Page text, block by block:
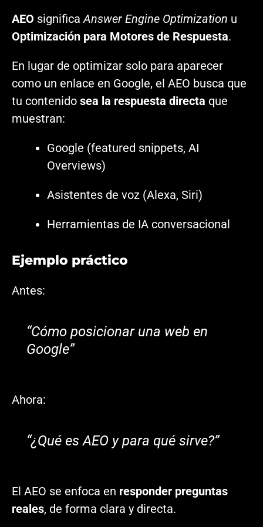
AEO significaAnswer Engine Optimization u
Optimización para Motores de Respuesta.
En lugar de optimizar solo para aparecer
como un enlace en Google, el AEO busca que
tu contenido sea la respuesta directa que
muestran:
Google (featured snippets, AI
Overviews)
Asistentes de voz (Alexa, Siri)
Herramientas de IA conversacional
Ejemplo práctico
Antes:
“Cómo posicionar una web en
Google”
Ahora:
“¿Qué es AEO y para qué sirve?”
El AEO se enfoca en responder preguntas
reales, de forma clara y directa.